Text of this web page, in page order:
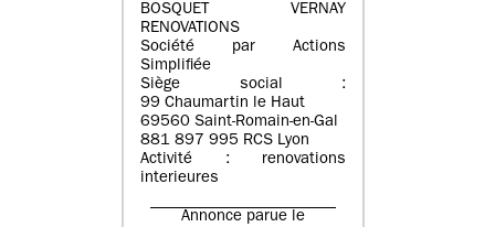
BOSQUET VERNAY
RENOVATIONS
Société par Actions
Simplifiée
Siège social :
99 Chaumartin le Haut
69560 Saint-Romain-en-Gal
881 897 995 RCS Lyon
Activité : renovations
interieures
Annonce parue le